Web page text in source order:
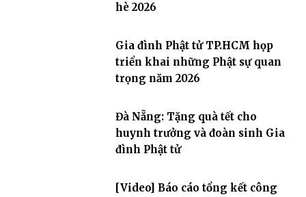
hè 2026
Gia đình Phật tử TP.HCM họp
triển khai những Phật sự quan
trọng năm 2026
Đà Nẵng: Tặng quà tết cho
huynh trưởng và đoàn sinh Gia
đình Phật tử
[Video] Báo cáo tổng kết công